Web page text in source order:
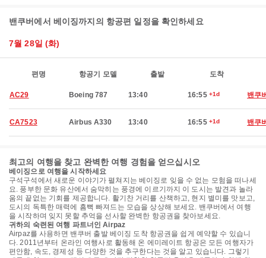
밴쿠버에서 베이징까지의 항공편 일정을 확인하세요
7월 28일 (화)
편명 항공기 모델 출발 도착
AC29 Boeing 787 13:40 16:55 +1d 밴쿠
CA7523 Airbus A330 13:40 16:55 +1d 밴쿠
최고의 여행을 찾고 완벽한 여행 경험을 얻으십시오
베이징으로 여행을 시작하세요
구석구석에서 새로운 이야기가 펼쳐지는 베이징로 잊을 수 없는 모험을 떠나세
요. 풍부한 문화 유산에서 숨막히는 풍경에 이르기까지 이 도시는 발견과 놀라
움의 끝없는 기회를 제공합니다. 활기찬 거리를 산책하고, 현지 별미를 맛보고,
도시의 독특한 매력에 흠뻑 빠져드는 모습을 상상해 보세요. 밴쿠버에서 여행
을 시작하며 잊지 못할 추억을 선사할 완벽한 항공권을 찾아보세요.
귀하의 숙련된 여행 파트너인 Airpaz
Airpaz를 사용하면 밴쿠버 출발 베이징 도착 항공권을 쉽게 예약할 수 있습니
다. 2011년부터 온라인 여행사로 활동해 온 에미레이트 항공은 모든 여행자가
편안함, 속도, 경제성 등 다양한 것을 추구한다는 것을 알고 있습니다. 그렇기